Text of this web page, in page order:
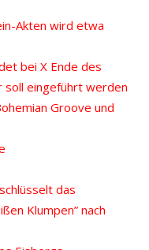
Akten wird etwa
bei X Ende des
soll eingeführt werden
Groove und
das
Klumpen” nach